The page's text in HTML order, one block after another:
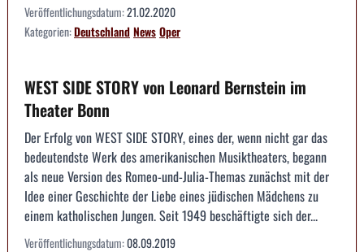
Veröffentlichungsdatum:21.02.2020
Kategorien:DeutschlandNewsOper
WEST SIDE STORY von Leonard Bernstein im
Theater Bonn
Der Erfolg von WEST SIDE STORY, eines der, wenn nicht gar das
bedeutendste Werk des amerikanischen Musiktheaters, begann
als neue Version des Romeo-und-Julia-Themas zunächst mit der
Idee einer Geschichte der Liebe eines jüdischen Mädchens zu
einem katholischen Jungen. Seit 1949 beschäftigte sich der...
Veröffentlichungsdatum:08.09.2019